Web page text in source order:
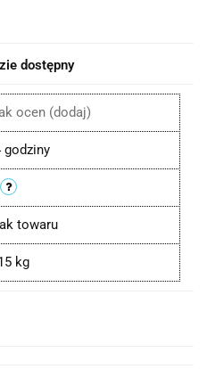
dostępny
ocen (dodaj)
godziny
towaru
kg